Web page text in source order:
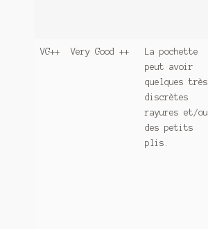
VG++ Very Good ++
La pochette
peut avoir
quelques très
discrètes
rayures et/ou
des petits
plis.